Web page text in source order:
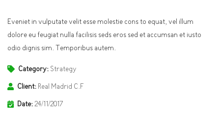
Eveniet in vulputate velit esse molestie cons to equat, vel illum
dolore eu feugiat nulla facilisis seds eros sed et accumsan et iusto
odio dignis sim. Temporibus autem.
Category: Strategy
Client: Real Madrid C.F
Date:24/11/2017